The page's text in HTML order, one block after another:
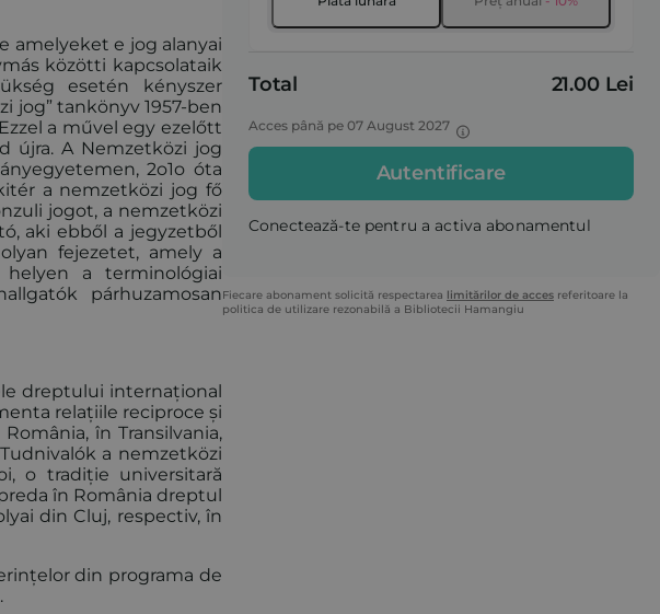
amelyeket e jog alanyai
közötti kapcsolataik
esetén kényszer
jog” tankönyv 1957-ben
a művel egy ezelőtt
újra. A Nemzetközi jog
2o1o óta
a nemzetközi jog fő
jogot, a nemzetközi
aki ebből a jegyzetből
fejezetet, amely a
helyen a terminológiai
párhuzamosan
dreptului internațional
relațiile reciproce și
în Transilvania,
a nemzetközi
o tradiție universitară
în România dreptul
din Cluj, respectiv, în
din programa de
Total 21.00 Lei
Acces până pe 07 August 2027
Autentificare
Conectează-te pentru a activa abonamentul
Fiecare abonament solicită respectarea limitărilor de acces referitoare la
politica de utilizare rezonabilă a Bibliotecii Hamangiu